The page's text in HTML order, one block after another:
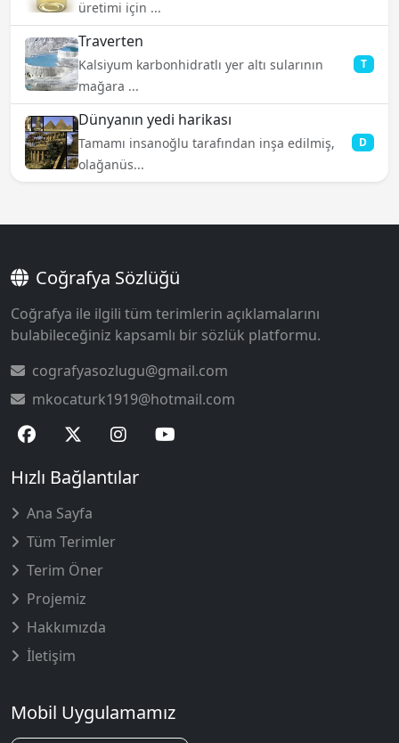
üretimi için ...
Traverten
Kalsiyum karbonhidratlı yer altı sularının
mağara ...
T
Dünyanın yedi harikası
Tamamı insanoğlu tarafından inşa edilmiş,
olağanüs...
D
Coğrafya Sözlüğü
Coğrafya ile ilgili tüm terimlerin açıklamalarını
bulabileceğiniz kapsamlı bir sözlük platformu.
cografyasozlugu@gmail.com
mkocaturk1919@hotmail.com
Hızlı Bağlantılar
Ana Sayfa
Tüm Terimler
Terim Öner
Projemiz
Hakkımızda
İletişim
Mobil Uygulamamız